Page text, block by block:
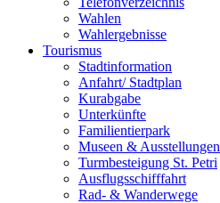
Wahlen
Wahlergebnisse
Tourismus
Stadtinformation
Anfahrt/ Stadtplan
Kurabgabe
Unterkünfte
Familientierpark
Museen & Ausstellungen
Turmbesteigung St. Petri
Ausflugsschifffahrt
Rad- & Wanderwege